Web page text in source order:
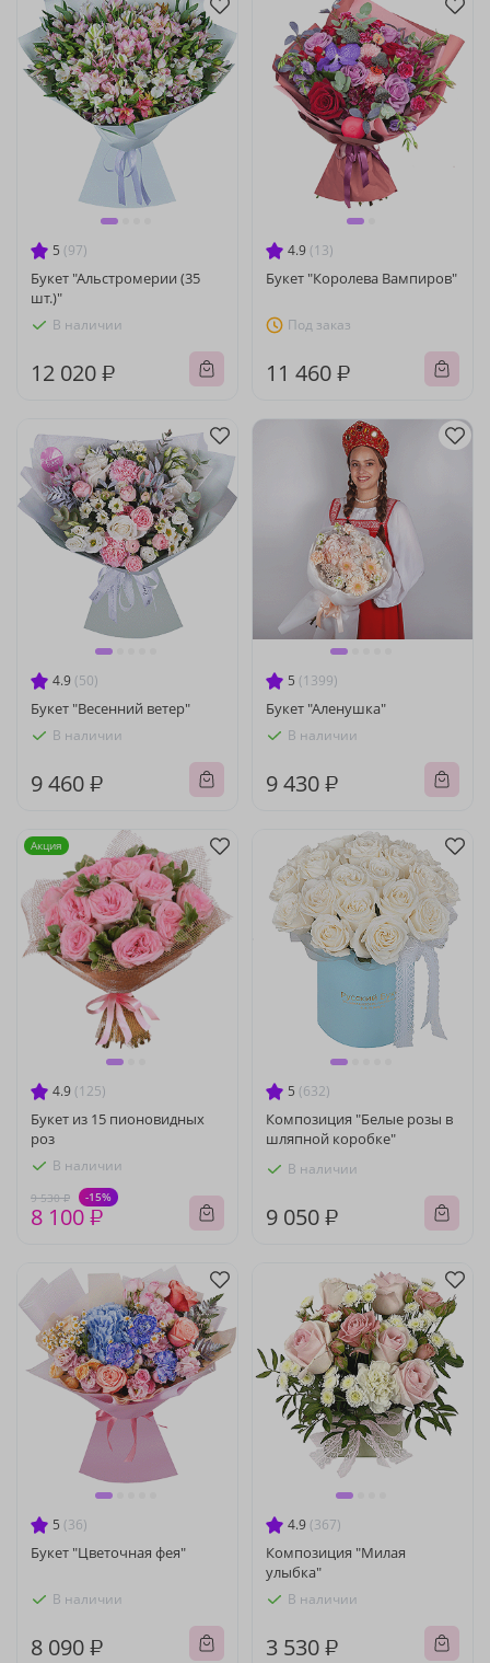
5 (97)
Букет "Альстромерии (35
шт.)"
В наличии
12 020 ₽
4.9 (13)
Букет "Королева Вампиров"
Под заказ
11 460 ₽
4.9 (50)
Букет "Весенний ветер"
В наличии
9 460 ₽
5 (1399)
Букет "Аленушка"
В наличии
9 430 ₽
4.9 (125)
Букет из 15 пионовидных
роз
В наличии
9 530 ₽ -15%
8 100 ₽
Акция
5 (632)
Композиция "Белые розы в
шляпной коробке"
В наличии
9 050 ₽
5 (36)
Букет "Цветочная фея"
В наличии
8 090 ₽
4.9 (367)
Композиция "Милая
улыбка"
В наличии
3 530 ₽